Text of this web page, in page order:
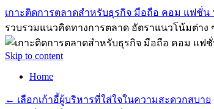
เกาะติดการตลาดสำหรับธุรกิจ มือถือ คอม แฟชั่น
รวบรวมแนวคิดทางการตลาด อัตราแนวโน้มต่าง
Skip to content
Home
← เลือกเก้าอี้ผู้บริหารที่ใส่ใจในความสะดวกสบาย